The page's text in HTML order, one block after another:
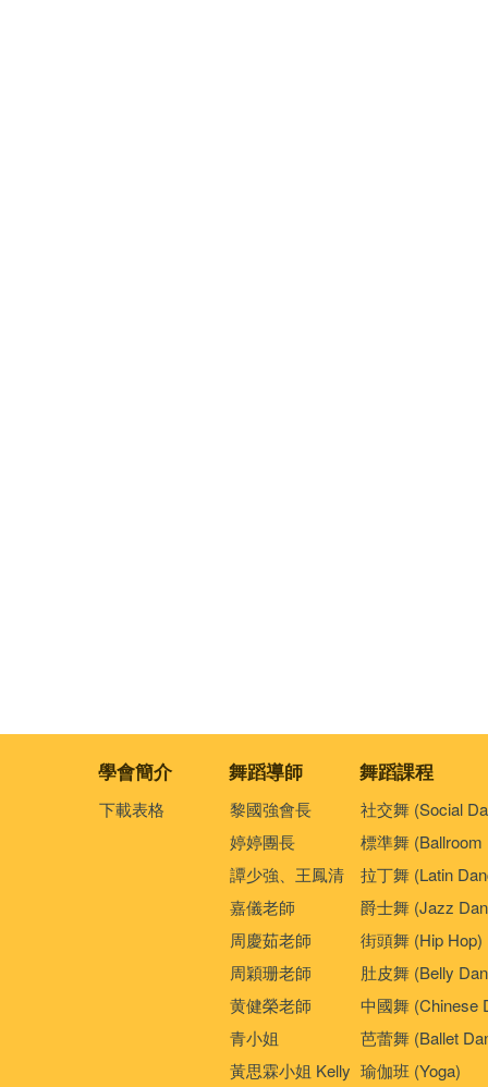
學會簡介 舞蹈導師 舞蹈課程
下載表格
黎國強會長
婷婷團長
譚少強、王鳳清
嘉儀老師
周慶茹老師
周穎珊老師
黄健榮老師
青小姐
黃思霖小姐 Kelly
社交舞 (Social
標準舞 (Ballroom
拉丁舞 (Latin
爵士舞 (Jazz
街頭舞 (Hip Hop)
肚皮舞 (Belly
中國舞 (Chinese
芭蕾舞 (Ballet
瑜伽班 (Yoga)